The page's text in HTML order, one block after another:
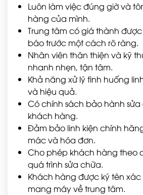
Luôn làm việc đúng giờ và
hàng của mình.
Trung tâm có giá thành
báo trước một cách rõ ràng.
Nhân viên thân thiện và kỹ
nhanh nhẹn, tận tâm.
Khả năng xử lý tình huống
và hiệu quả.
Có chính sách bảo hành
khách hàng.
Đảm bảo linh kiện chính
mác và hóa đơn.
Cho phép khách hàng theo
quá trình sửa chữa.
Khách hàng được ký tên xác
mang máy về trung tâm.